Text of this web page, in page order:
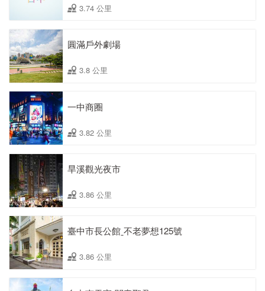
3.74 公里
圓滿戶外劇場
3.8 公里
一中商圈
3.82 公里
旱溪觀光夜市
3.86 公里
臺中市長公館ˍ不老夢想125號
3.86 公里